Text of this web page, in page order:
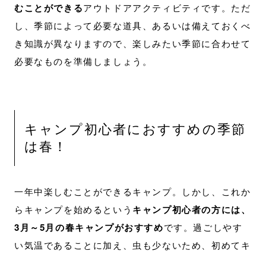
むことができるアウトドアアクティビティです。ただ
し、季節によって必要な道具、あるいは備えておくべ
き知識が異なりますので、楽しみたい季節に合わせて
必要なものを準備しましょう。
キャンプ初心者におすすめの季節
は春！
一年中楽しむことができるキャンプ。しかし、これか
らキャンプを始めるという キャンプ初心者の方には、
3月～5月の春キャンプがおすすめです。過ごしやす
い気温であることに加え、虫も少ないため、初めてキ